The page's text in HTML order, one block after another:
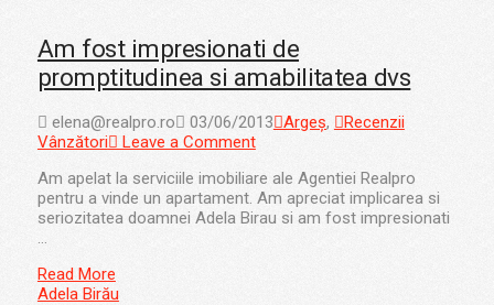
Am fost impresionati de
promptitudinea si amabilitatea dvs
elena@realpro.ro 03/06/2013 Argeș,
Recenzii
Vânzători
Leave a Comment
Am apelat la serviciile imobiliare ale Agentiei Realpro
pentru a vinde un apartament. Am apreciat implicarea si
seriozitatea doamnei Adela Birau si am fost impresionati
…
Read More
Adela Birău